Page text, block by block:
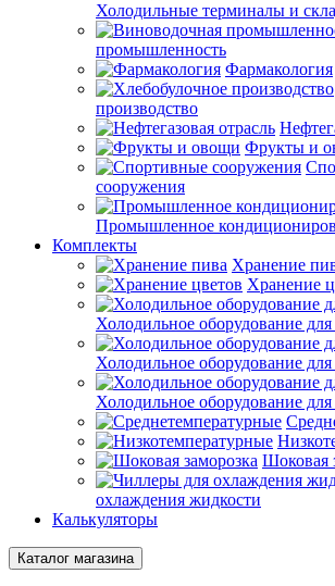
Холодильные терминалы и
промышленность
Фармакология
производство
Фрукты и
сооружения
Промышленное
Комплекты
Хранение
Хранение
Холодильное оборудование
Холодильное оборудование
Холодильное оборудование
Шоковая
охлаждения жидкости
Калькуляторы
Каталог магазина